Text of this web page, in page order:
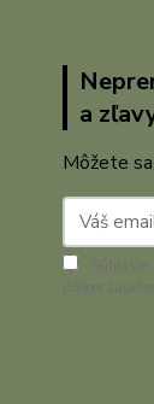
a
Môžete